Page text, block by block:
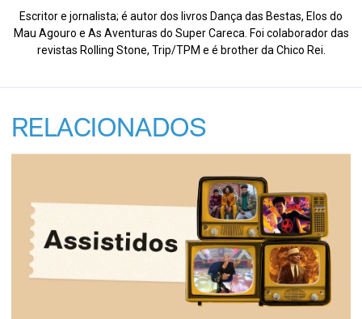
Escritor e jornalista; é autor dos livros Dança das Bestas, Elos do
Mau Agouro e As Aventuras do Super Careca. Foi colaborador das
revistas Rolling Stone, Trip/TPM e é brother da Chico Rei.
RELACIONADOS